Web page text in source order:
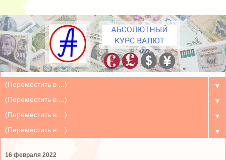
▼
▼
▼
▼
16 февраля 2022